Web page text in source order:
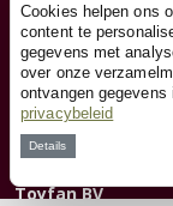
Contact
Over ons
Toyfan BV
Cookies helpen ons
content te
gegevens met
over onze
ontvangen
privacybeleid
Details